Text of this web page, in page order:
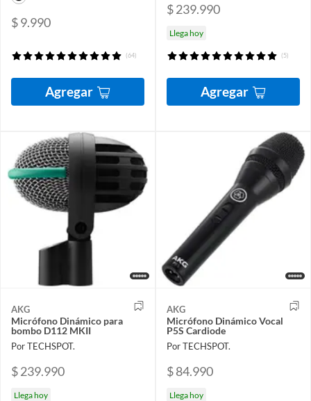
$ 9.990
(64)
Agregar
$ 239.990
Llega hoy
(5)
Agregar
AKG
Micrófono Dinámico para
bombo D112 MKII
Por TECHSPOT.
$ 239.990
Llega hoy
AKG
Micrófono Dinámico Vocal
P5S Cardiode
Por TECHSPOT.
$ 84.990
Llega hoy